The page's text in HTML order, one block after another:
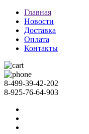
Главная
Новости
Доставка
Оплата
Контакты
8-499-39-42-202
8-925-76-64-903